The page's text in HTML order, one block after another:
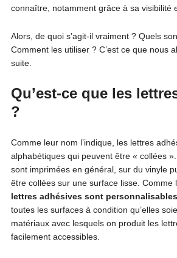
connaître, notamment grâce à sa visibilité
Alors, de quoi s’agit-il vraiment ? Quels
Comment les utiliser ? C’est ce que nous
suite.
Qu’est-ce que les
?
Comme leur nom l’indique, les lettres
alphabétiques qui peuvent être « collées
sont imprimées en général, sur du vinyle
être collées sur une surface lisse. Comme
lettres adhésives sont personnalisables
toutes les surfaces à condition qu’elles
matériaux avec lesquels on produit les
facilement accessibles.